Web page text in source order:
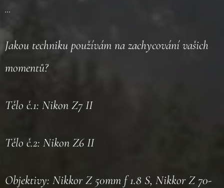
...
Jakou techniku používám na zachycování vašich
momentů?
Tělo č.1: Nikon Z7 II
Tělo č.2: Nikon Z6 II
Objektivy: Nikkor Z 50mm f 1.8 S, Nikkor Z 70-